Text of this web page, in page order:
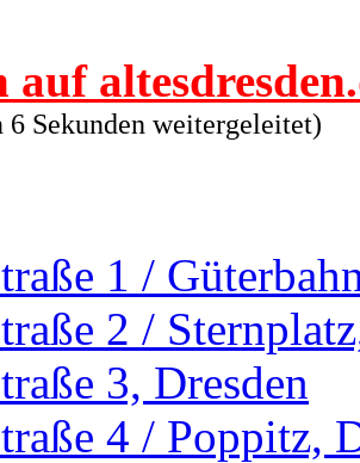
auf
6 Sekunden weitergeleitet)
1 /
2 /
3, Dresden
4 / Poppitz,